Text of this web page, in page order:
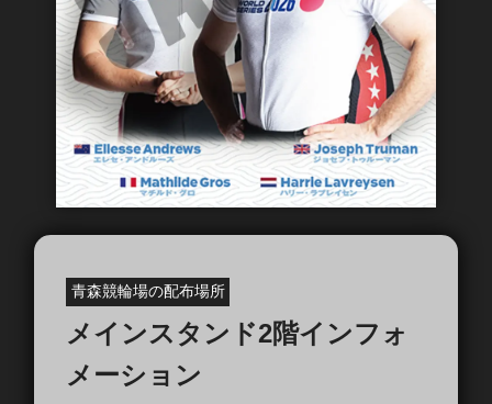
青森競輪場の配布場所
メインスタンド2階インフォ
メーション